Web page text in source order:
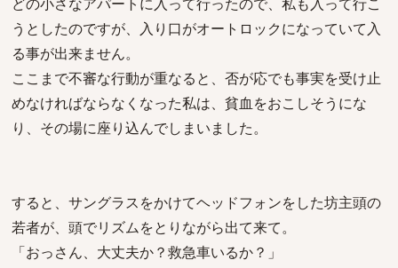
うとしたのですが、入り口がオートロックになっていて入
る事が出来ません。
ここまで不審な行動が重なると、否が応でも事実を受け止
めなければならなくなった私は、貧血をおこしそうにな
り、その場に座り込んでしまいました。
すると、サングラスをかけてヘッドフォンをした坊主頭の
若者が、頭でリズムをとりながら出て来て。
「おっさん、大丈夫か？救急車いるか？」